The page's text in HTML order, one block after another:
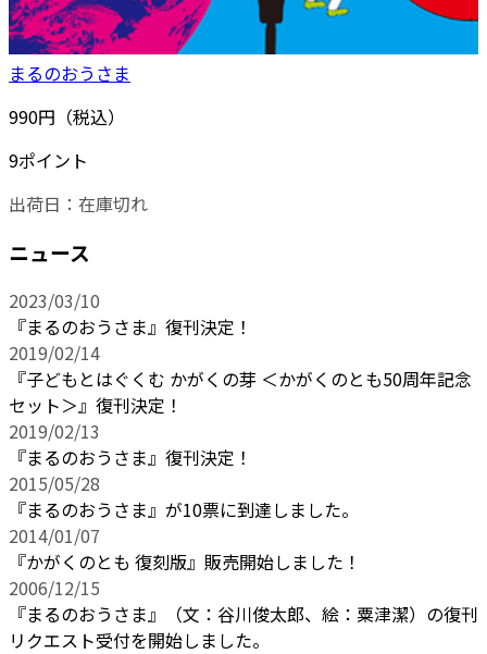
まるのおうさま
990円（税込）
9ポイント
出荷日： 在庫切れ
ニュース
2023/03/10
『まるのおうさま』復刊決定！
2019/02/14
『子どもとはぐくむ かがくの芽 ＜かがくのとも50周年記念
セット＞』復刊決定！
2019/02/13
『まるのおうさま』復刊決定！
2015/05/28
『まるのおうさま』が10票に到達しました。
2014/01/07
『かがくのとも 復刻版』販売開始しました！
2006/12/15
『まるのおうさま』（文：谷川俊太郎、絵：粟津潔）の復刊
リクエスト受付を開始しました。